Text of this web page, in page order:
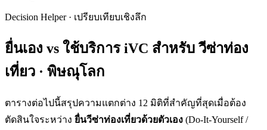
Decision Helper · เปรียบเทียบเชิงลึก
ยื่นเอง vs ใช้บริการ iVC สำหรับวีซ่าท่อง
เที่ยว · พิษณุโลก
ตารางต่อไปนี้สรุปความแตกต่าง 12 มิติที่สำคัญที่สุดเมื่อต้อง
ตัดสินใจระหว่าง ยื่นวีซ่าท่องเที่ยวด้วยตัวเอง (Do-It-Yourself /